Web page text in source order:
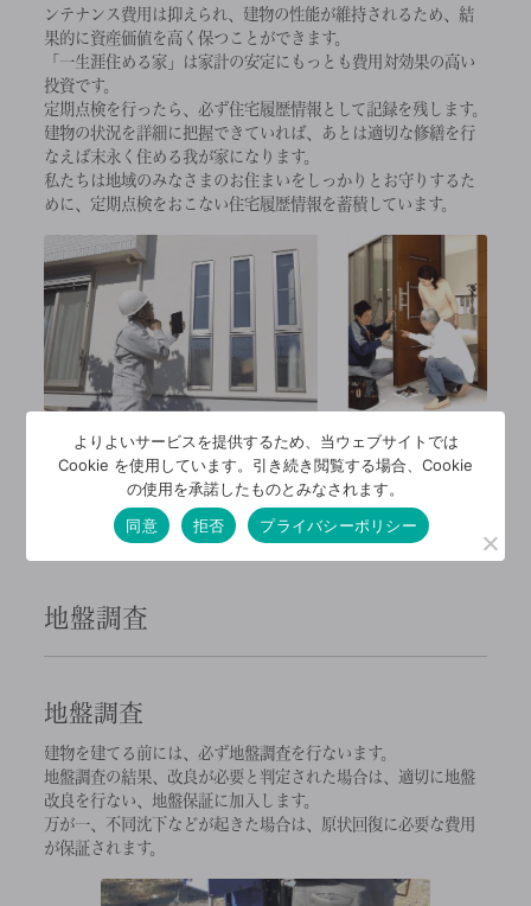
ンテナンス費用は抑えられ、建物の性能が維持されるため、結
果的に資産価値を高く保つことができます。
「一生涯住める家」は家計の安定にもっとも費用対効果の高い
投資です。
定期点検を行ったら、必ず住宅履歴情報として記録を残します。
建物の状況を詳細に把握できていれば、あとは適切な修繕を行
なえば末永く住める我が家になります。
私たちは地域のみなさまのお住まいをしっかりとお守りするた
めに、定期点検をおこない住宅履歴情報を蓄積しています。
耐震性
地盤調査
地盤調査
建物を建てる前には、必ず地盤調査を行ないます。
地盤調査の結果、改良が必要と判定された場合は、適切に地盤
改良を行ない、地盤保証に加入します。
万が一、不同沈下などが起きた場合は、原状回復に必要な費用
が保証されます。
よりよいサービスを提供するため、当ウェブサイトでは
Cookie を使用しています。引き続き閲覧する場合、Cookie
の使用を承諾したものとみなされます。
同意
拒否 プライバシーポリシー